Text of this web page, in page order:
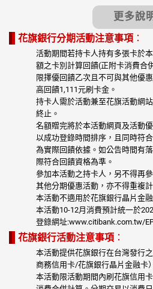
更多說
花旗銀行分期活動注意事項 ：
活動期間若持卡人持有多張卡於
額之卡別計算回饋(正附卡消費合
限擇優回饋乙次且不可與其他優
高回饋1,111元刷卡金。
持卡人需於活動兼至花旗活動網
終止。
名額贈完將於本活動網頁及活動
以成功登錄時間排序，且同時符
為實際回饋依據。如公告時間有
際符合回饋資格為準。
參加本活動之持卡人，另不得再
其他分期優惠活動，亦不得重複
本活動不適用於花旗銀行晶片金融
本活動10-12月消費預計統一於
登錄網址:www.citibank.com.tw/
花旗銀行活動注意事項 ：
本活動提供花旗銀行在台灣發行
商務信用卡/花旗銀行晶片金融卡
本活動限活動期間內刷花旗信用